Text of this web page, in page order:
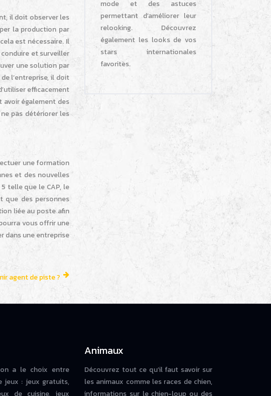
il doit observer les
la production par
est nécessaire. Il
et surveiller
une solution par
l’entreprise, il doit
efficacement
avoir également des
pas détériorer les
une formation
et des nouvelles
telle que le CAP, le
que des personnes
liée au poste afin
vous offrir une
dans une entreprise
agent de piste ?
mode et des astuces
permettant d’améliorer leur
relooking. Découvrez
également les looks de vos
stars internationales
favorites.
a le choix entre
jeux : jeux gratuits,
de cuisine, jeux
Animaux
Découvrez tout ce qu’il faut savoir sur
les animaux comme les races de chien,
informations sur le chien-loup ou des